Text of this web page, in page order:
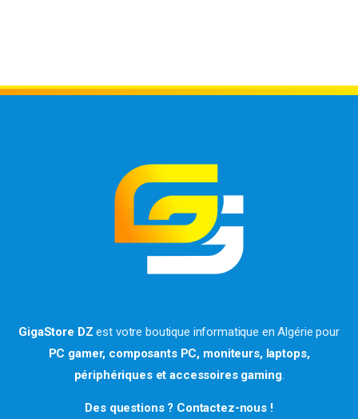
GigaStore DZ est votre boutique informatique en Algérie pour
PC gamer, composants PC, moniteurs, laptops,
périphériques et accessoires gaming.
Des questions ? Contactez-nous !